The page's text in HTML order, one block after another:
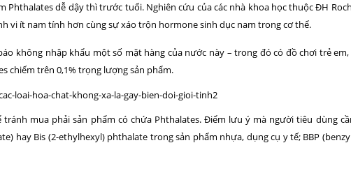
dễ dậy thì trước tuổi. Nghiên cứu của các nhà khoa học thuộc ĐH
vi ít nam tính hơn cùng sự xáo trộn hormone sinh dục nam trong cơ thể.
không nhập khẩu một số mặt hàng của nước này – trong đó có đồ chơi trẻ
chiếm trên 0,1% trọng lượng sản phẩm.
mua phải sản phẩm có chứa Phthalates. Điểm lưu ý mà người tiêu dùng
hay Bis (2-ethylhexyl) phthalate trong sản phẩm nhựa, dụng cụ y tế; BBP